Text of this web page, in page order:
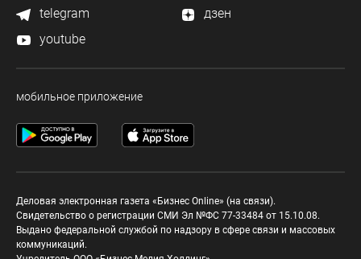
telegram
дзен
youtube
мобильное приложение
Деловая электронная газета «Бизнес Online» (на связи).
Свидетельство о регистрации СМИ Эл №ФС 77-33484 от 15.10.08.
Выдано федеральной службой по надзору в сфере связи и массовых
коммуникаций.